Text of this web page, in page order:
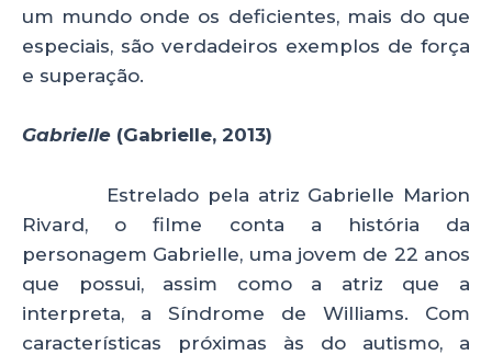
um mundo onde os deficientes, mais do que
especiais, são verdadeiros exemplos de força
e superação.
Gabrielle (Gabrielle, 2013)
Estrelado pela atriz Gabrielle Marion
Rivard, o filme conta a história da
personagem Gabrielle, uma jovem de 22 anos
que possui, assim como a atriz que a
interpreta, a Síndrome de Williams. Com
características próximas às do autismo, a